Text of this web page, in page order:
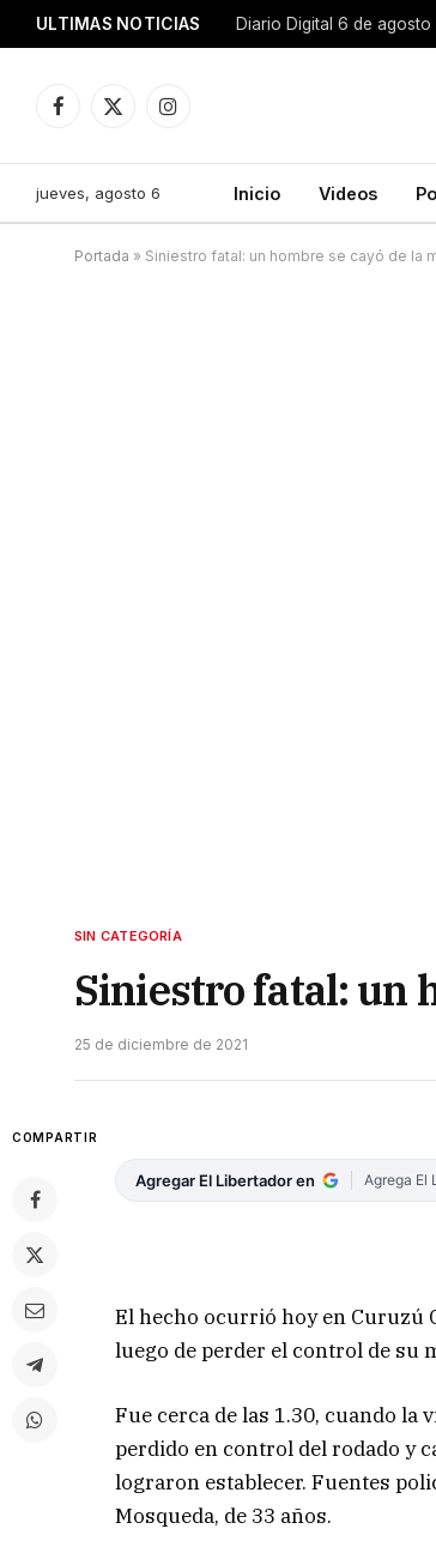
ULTIMAS NOTICIAS Diario Digital 6 de
Facebook
X
Instagram
jueves, agosto 6 Inicio Videos
Portada » Siniestro fatal: un hombre se cayó de la
SIN CATEGORÍA
Siniestro fatal: un
25 de diciembre de 2021
COMPARTIR
Agregar El Libertador en Agrega El
El hecho ocurrió hoy en Curuzú
luego de perder el control de su
Fue cerca de las 1.30, cuando la
perdido en control del rodado y
lograron establecer. Fuentes
Mosqueda, de 33 años.